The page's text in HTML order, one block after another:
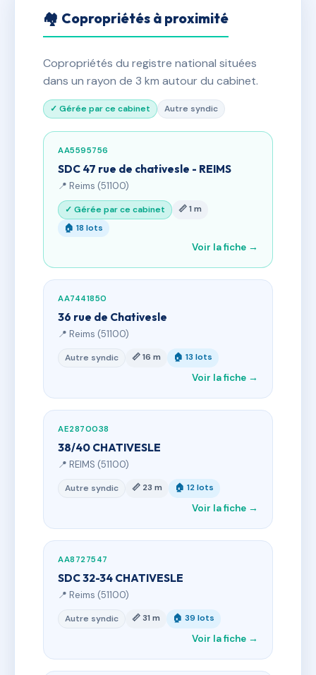
🏘 Copropriétés à proximité
Copropriétés du registre national situées
dans un rayon de 3 km autour du cabinet.
✓ Gérée par ce cabinet Autre syndic
AA5595756
SDC 47 rue de chativesle - REIMS
📍 Reims (51100)
✓ Gérée par ce cabinet
📏 1 m
🏠 18 lots
Voir la fiche →
AA7441850
36 rue de Chativesle
📍 Reims (51100)
Autre syndic 📏 16 m 🏠 13 lots
Voir la fiche →
AE2870038
38/40 CHATIVESLE
📍 REIMS (51100)
Autre syndic 📏 23 m 🏠 12 lots
Voir la fiche →
AA8727547
SDC 32-34 CHATIVESLE
📍 Reims (51100)
Autre syndic 📏 31 m 🏠 39 lots
Voir la fiche →